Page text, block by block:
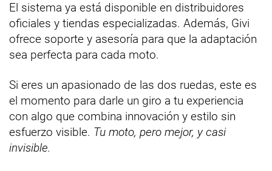
El sistema ya está disponible en distribuidores
oficiales y tiendas especializadas. Además, Givi
ofrece soporte y asesoría para que la adaptación
sea perfecta para cada moto.
Si eres un apasionado de las dos ruedas, este es
el momento para darle un giro a tu experiencia
con algo que combina innovación y estilo sin
esfuerzo visible. Tu moto, pero mejor, y casi
invisible.